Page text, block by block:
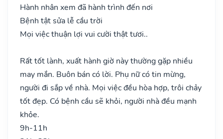
Hành nhân xem đã hành trình đến nơi
Bệnh tật sửa lễ cầu trời
Mọi việc thuận lợi vui cười thật tươi..
Rất tốt lành, xuất hành giờ này thường gặp nhiều
may mắn. Buôn bán có lời. Phụ nữ có tin mừng,
người đi sắp về nhà. Mọi việc đều hòa hợp, trôi chảy
tốt đẹp. Có bệnh cầu sẽ khỏi, người nhà đều mạnh
khỏe.
9h-11h